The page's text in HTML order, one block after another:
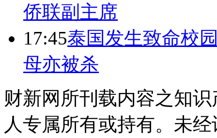
侨联副主席
17:45泰国发生致命校
母亦被杀
财新网所刊载内容之知
人专属所有或持有。未